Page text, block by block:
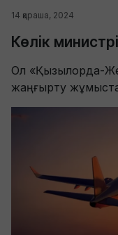
14 қараша, 2024
Көлік
Ол «Қызылорда-
жаңғырту